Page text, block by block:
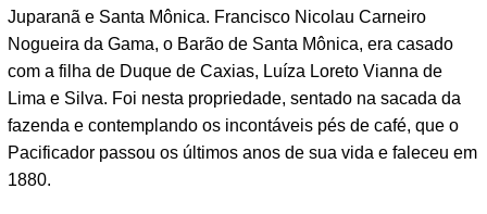
Juparanã e Santa Mônica. Francisco Nicolau Carneiro
Nogueira da Gama, o Barão de Santa Mônica, era casado
com a filha de Duque de Caxias, Luíza Loreto Vianna de
Lima e Silva. Foi nesta propriedade, sentado na sacada da
fazenda e contemplando os incontáveis pés de café, que o
Pacificador passou os últimos anos de sua vida e faleceu em
1880.